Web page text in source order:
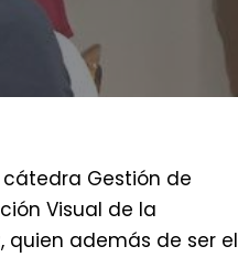
Gestión de
Visual de la
quien además de ser el